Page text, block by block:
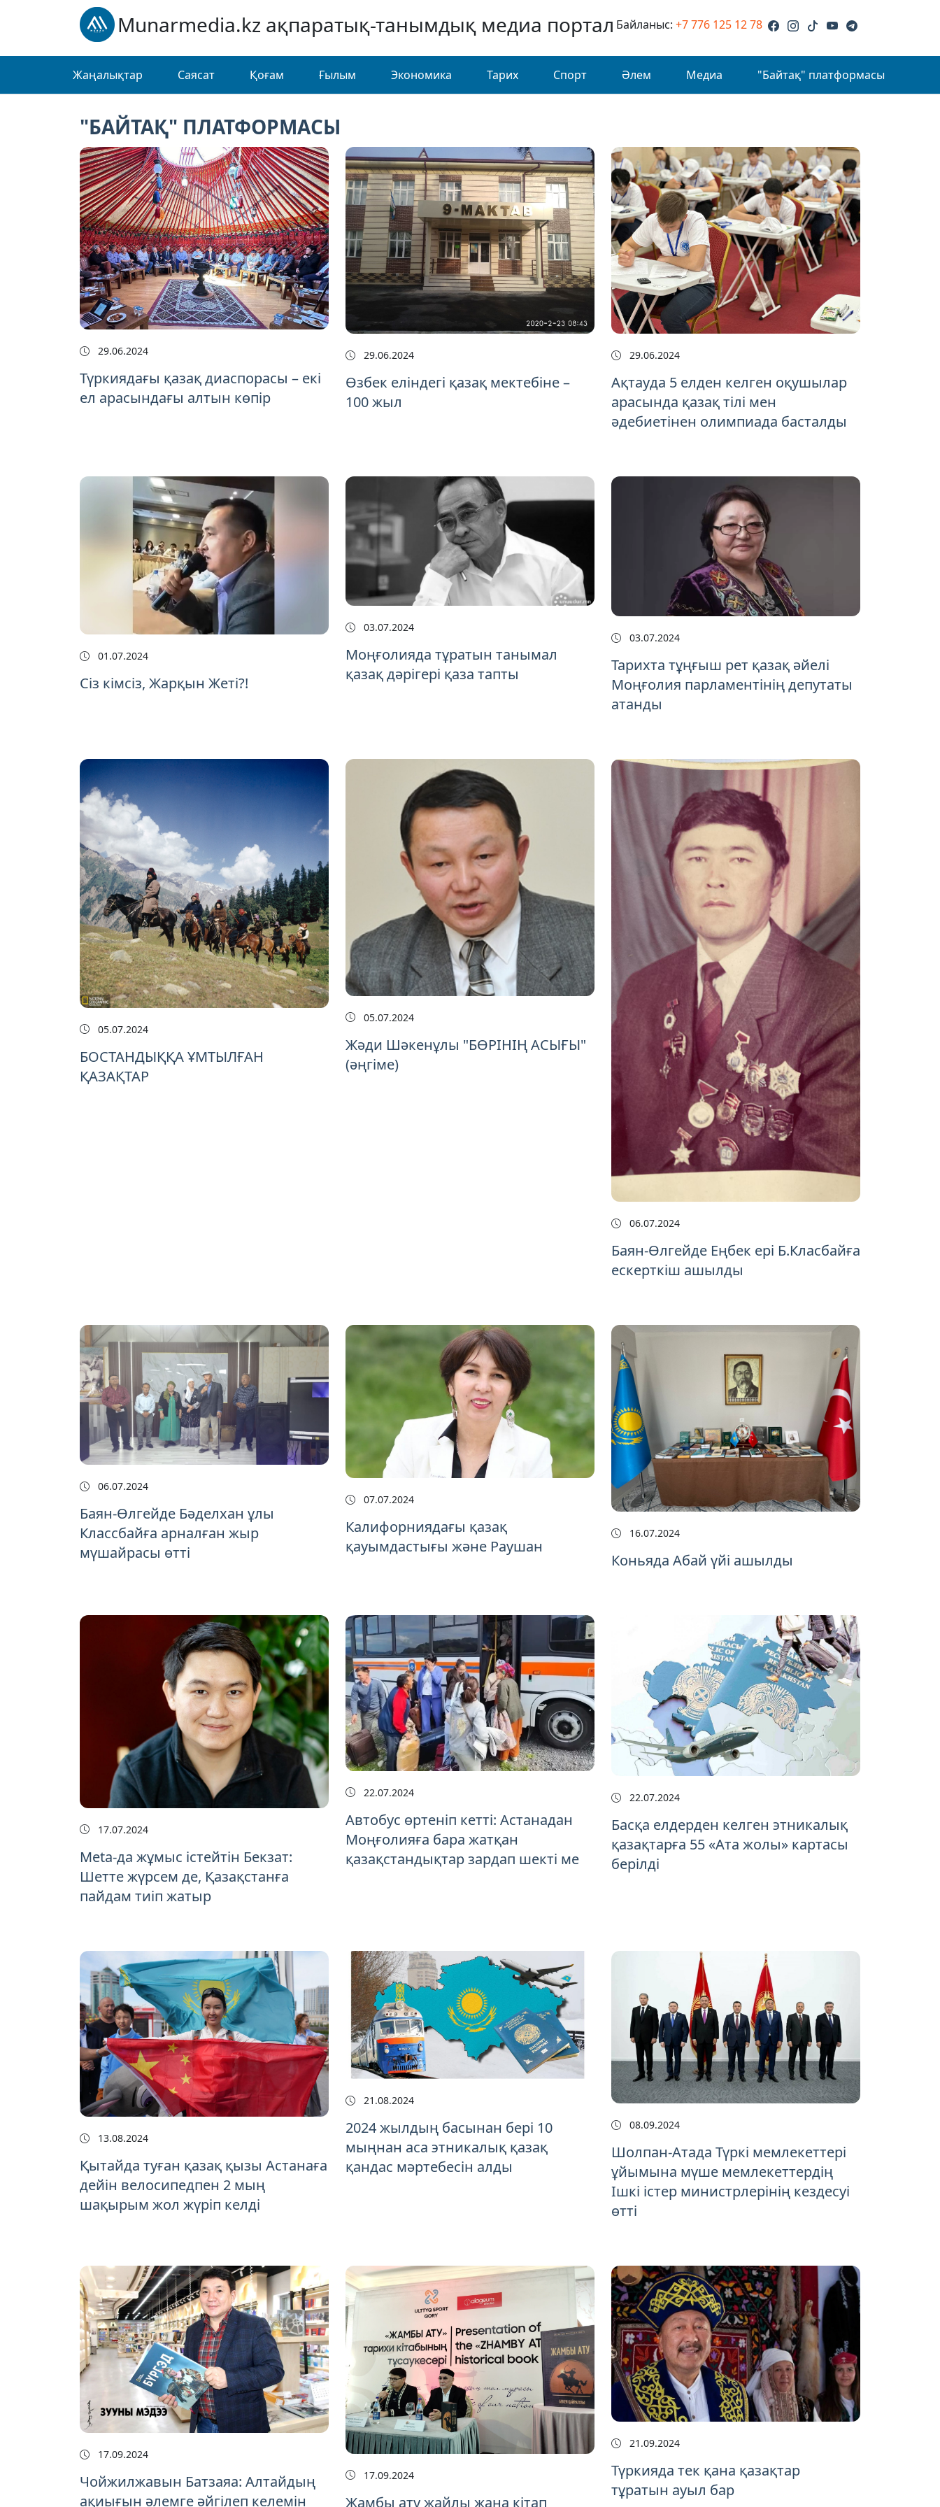
Munarmedia.kz ақпаратық-танымдық медиа портал Байланыс:+7 776 125 12 78
Жаңалықтар Саясат Қоғам Ғылым Экономика Тарих Спорт Әлем Медиа "Байтақ" платформасы
"БАЙТАҚ" ПЛАТФОРМАСЫ
29.06.2024
Түркиядағы қазақ диаспорасы – екі
ел арасындағы алтын көпір
29.06.2024
Өзбек еліндегі қазақ мектебіне –
100 жыл
29.06.2024
Ақтауда 5 елден келген оқушылар
арасында қазақ тілі мен
әдебиетінен олимпиада басталды
01.07.2024
Cіз кімсіз, Жарқын Жеті?!
03.07.2024
Моңғолияда тұратын танымал
қазақ дәрігері қаза тапты
03.07.2024
Тарихта тұңғыш рет қазақ әйелі
Моңғолия парламентінің депутаты
атанды
05.07.2024
БОСТАНДЫҚҚА ҰМТЫЛҒАН
ҚАЗАҚТАР
05.07.2024
Жәди Шәкенұлы "БӨРІНІҢ АСЫҒЫ"
(әңгіме)
06.07.2024
Баян-Өлгейде Еңбек ері Б.Класбайға
ескерткіш ашылды
06.07.2024
Баян-Өлгейде Бәделхан ұлы
Классбайға арналған жыр
мүшайрасы өтті
07.07.2024
Калифорниядағы қазақ
қауымдастығы және Раушан
16.07.2024
Коньяда Абай үйі ашылды
17.07.2024
Meta-да жұмыс істейтін Бекзат:
Шетте жүрсем де, Қазақстанға
пайдам тиіп жатыр
22.07.2024
Автобус өртеніп кетті: Астанадан
Моңғолияға бара жатқан
қазақстандықтар зардап шекті ме
22.07.2024
Басқа елдерден келген этникалық
қазақтарға 55 «Ата жолы» картасы
берілді
13.08.2024
Қытайда туған қазақ қызы Астанаға
дейін велосипедпен 2 мың
шақырым жол жүріп келді
21.08.2024
2024 жылдың басынан бері 10
мыңнан аса этникалық қазақ
қандас мәртебесін алды
08.09.2024
Шолпан-Атада Түркі мемлекеттері
ұйымына мүше мемлекеттердің
Ішкі істер министрлерінің кездесуі
өтті
17.09.2024
Чойжилжавын Батзаяа: Алтайдың
ақиығын әлемге әйгілеп келемін
17.09.2024
Жамбы ату жайлы жаңа кітап
21.09.2024
Түркияда тек қана қазақтар
тұратын ауыл бар